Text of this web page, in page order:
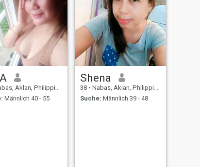
Aklan, Philippinen
Männlich 40 - 55
Shena
38 • Nabas, Aklan, Philippinen
Suche: Männlich 39 - 48